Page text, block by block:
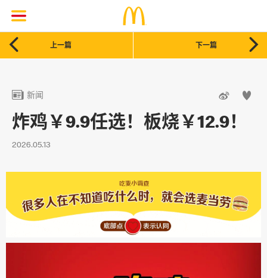
 上一篇 
下一篇
 新闻  
炸鸡￥9.9任选！板烧￥12.9！
2026.05.13